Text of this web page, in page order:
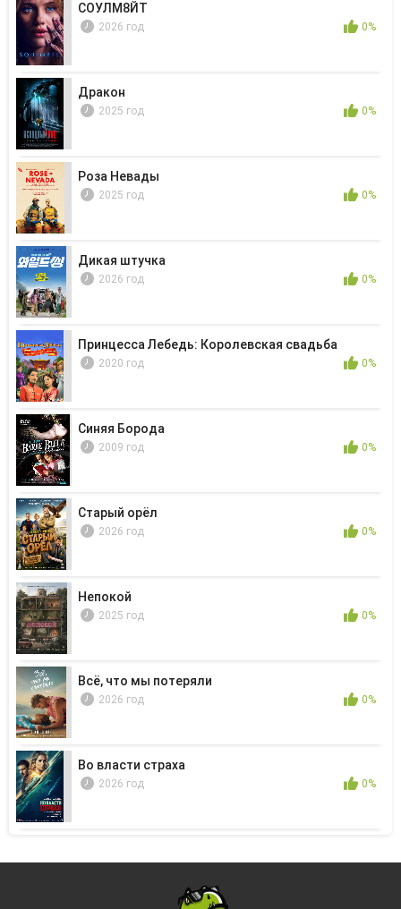
СОУЛМ8ЙТ
2026 год 0%
Дракон
2025 год 0%
Роза Невады
2025 год 0%
Дикая штучка
2026 год 0%
Принцесса Лебедь: Королевская свадьба
2020 год 0%
Синяя Борода
2009 год 0%
Старый орёл
2026 год 0%
Непокой
2025 год 0%
Всё, что мы потеряли
2026 год 0%
Во власти страха
2026 год 0%